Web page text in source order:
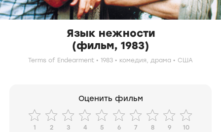
Язык нежности
(фильм, 1983)
Terms of Endearment 1983 комедия, драма США
Оценить фильм
1 2 3 4 5 6 7 8 9 10